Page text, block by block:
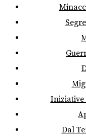
Iniziative
Dal